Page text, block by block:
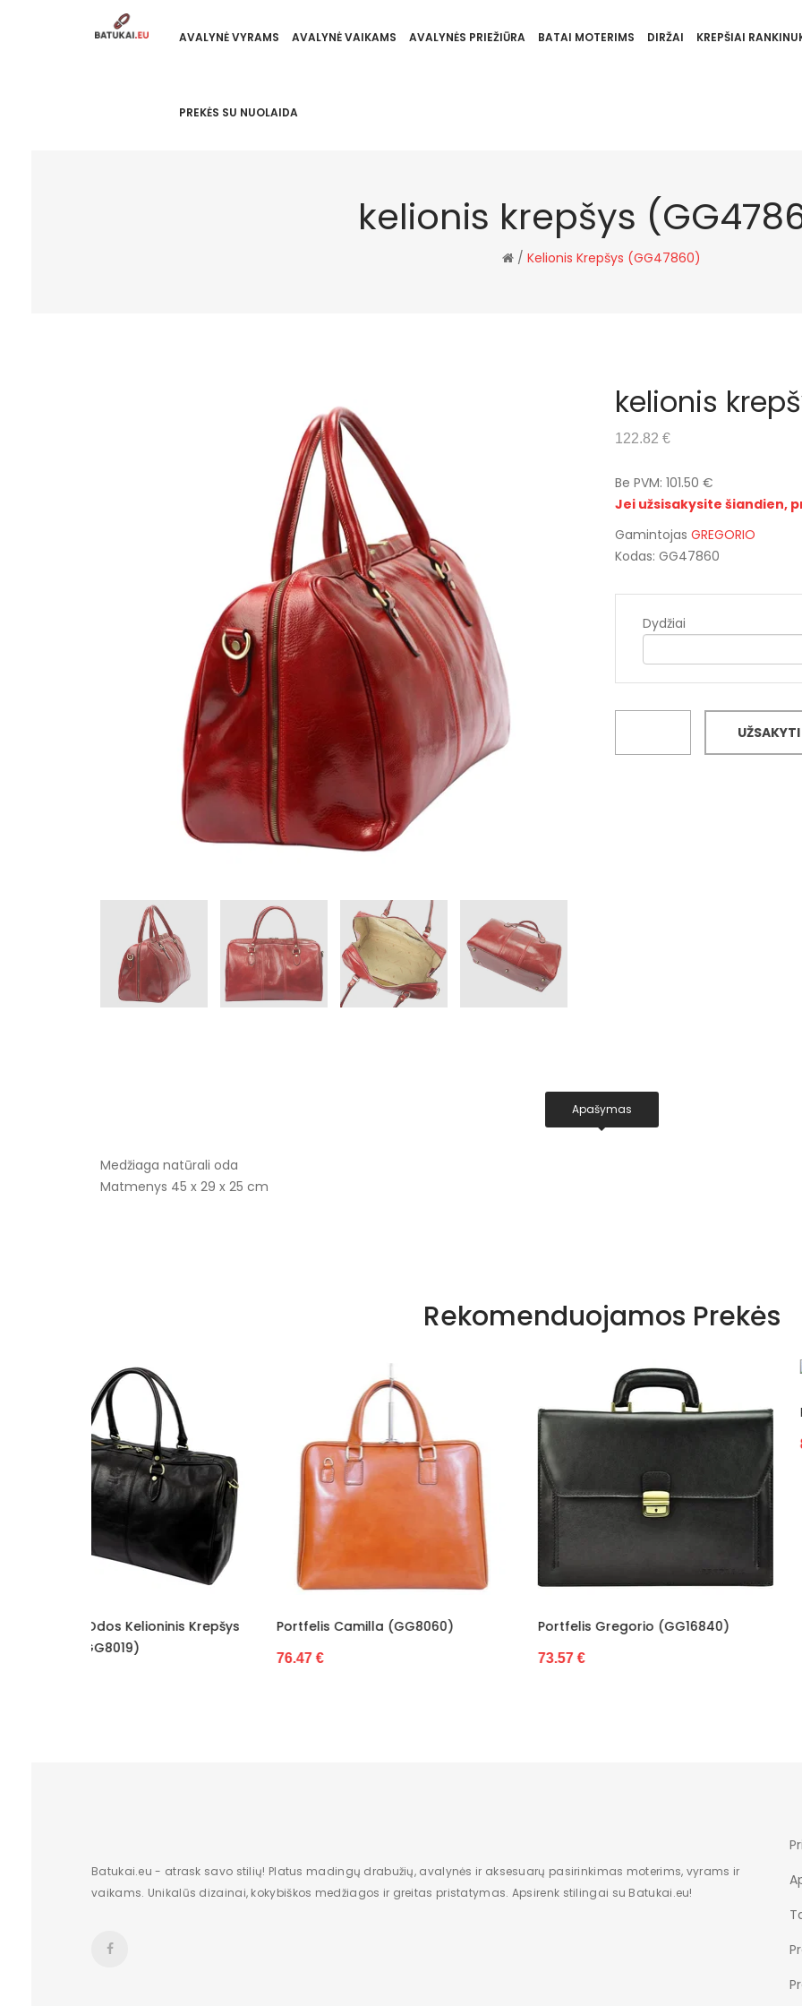
AVALYNĖ VYRAMS AVALYNĖ VAIKAMS AVALYNĖS PRIEŽIŪRA BATAI MOTERIMS DIRŽAI KREPŠIAI
PREKĖS SU NUOLAIDA
kelionis krepšys
/ Kelionis Krepšys (GG47860)
kelionis
122.82 €
Be PVM: 101.50 €
Jei užsisakysite šiandien,
Gamintojas GREGORIO
Kodas: GG47860
Dydžiai
UŽSAKYTI
Apašymas
Medžiaga natūrali oda
Matmenys 45 x 29 x 25 cm
Rekomenduojamos Prekės
Portfelis Camilla (GG8060)
76.47 €
Portfelis Gregorio (GG16840)
Portfelis Gregorio
Batukai.eu - atrask savo stilių! Platus madingų drabužių, avalynės ir aksesuarų pasirinkimas moterims, vyrams ir
vaikams. Unikalūs dizainai, kokybiškos medžiagos ir greitas pristatymas. Apsirenk stilingai su Batukai.eu!